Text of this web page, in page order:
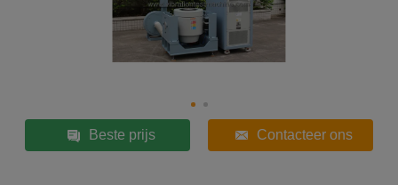
Beste prijs Contacteer ons